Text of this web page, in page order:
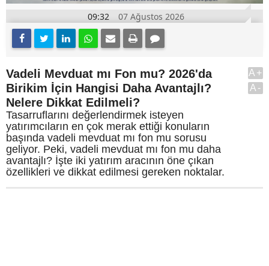
09:32 07 Ağustos 2026
Vadeli Mevduat mı Fon mu? 2026'da
Birikim İçin Hangisi Daha Avantajlı?
Nelere Dikkat Edilmeli?
Tasarruflarını değerlendirmek isteyen
yatırımcıların en çok merak ettiği konuların
başında vadeli mevduat mı fon mu sorusu
geliyor. Peki, vadeli mevduat mı fon mu daha
avantajlı? İşte iki yatırım aracının öne çıkan
özellikleri ve dikkat edilmesi gereken noktalar.
A+
A-